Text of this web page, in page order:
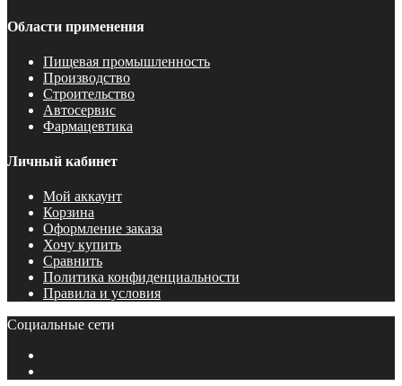
Области применения
Пищевая промышленность
Производство
Строительство
Автосервис
Фармацевтика
Личный кабинет
Мой аккаунт
Корзина
Оформление заказа
Хочу купить
Сравнить
Политика конфиденциальности
Правила и условия
Социальные сети